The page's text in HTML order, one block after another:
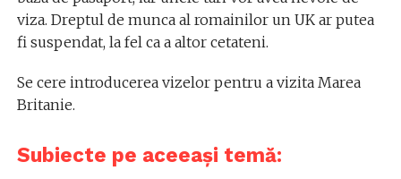
viza. Dreptul de munca al romainilor un UK ar putea
fi suspendat, la fel ca a altor cetateni.
Se cere introducerea vizelor pentru a vizita Marea
Britanie.
Subiecte pe aceeași temă: